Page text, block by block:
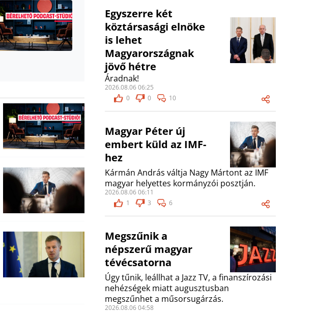
Egyszerre két
köztársasági elnöke
is lehet
Magyarországnak
jövő hétre
Áradnak!
2026.08.06 06:25
0
0 10
Magyar Péter új
embert küld az IMF-
hez
Kármán András váltja Nagy Mártont az IMF
magyar helyettes kormányzói posztján.
2026.08.06 06:11
1
3 6
Megszűnik a
népszerű magyar
tévécsatorna
Úgy tűnik, leállhat a Jazz TV, a finanszírozási
nehézségek miatt augusztusban
megszűnhet a műsorsugárzás.
2026.08.06 04:58